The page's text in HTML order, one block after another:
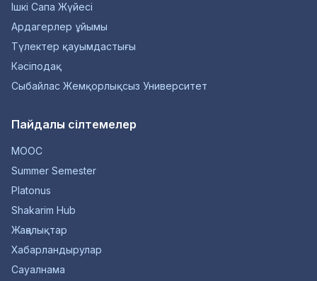
Ішкі Сапа Жүйесі
Ардагерлер ұйымы
Түлектер қауымдастығы
Кәсіподақ
Сыбайлас Жемқорлықсыз Университет
Пайдалы сілтемелер
MOOC
Summer Semester
Platonus
Shakarim Hub
Жаңалықтар
Хабарландырулар
Сауалнама